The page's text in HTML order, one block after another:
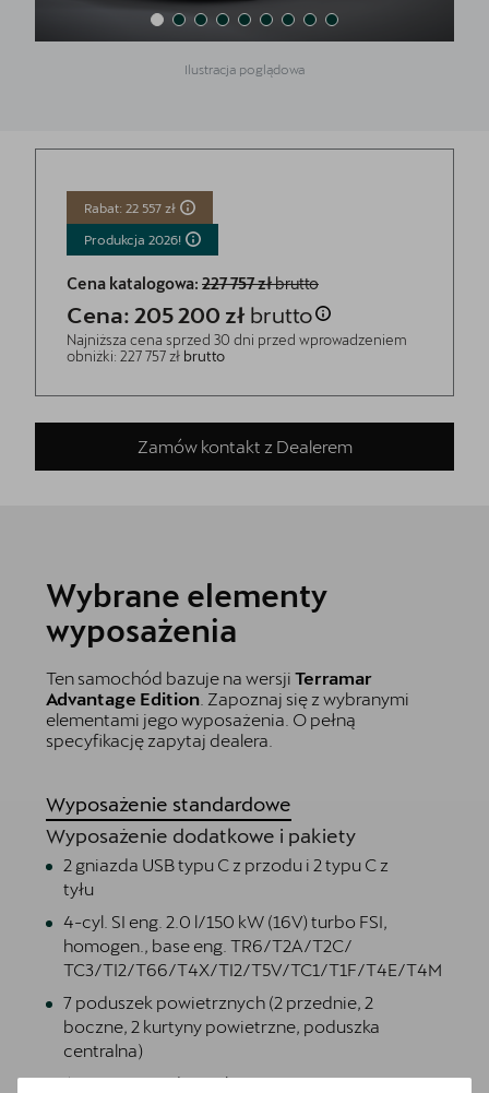
Ilustracja poglądowa
Rabat: 22 557 zł
Produkcja 2026!
Cena katalogowa: 227 757 złbrutto
Cena: 205 200 zł brutto
Najniższa cena sprzed 30 dni przed wprowadzeniem
obniżki: 227 757 zł brutto
Zamów kontakt z Dealerem
Wybrane elementy
wyposażenia
Ten samochód bazuje na wersji Terramar
Advantage Edition . Zapoznaj się z wybranymi
elementami jego wyposażenia. O pełną
specyfikację zapytaj dealera.
Wyposażenie standardowe
Wyposażenie dodatkowe i pakiety
2 gniazda USB typu C z przodu i 2 typu C z
tyłu
4-cyl. SI eng. 2.0 l/150 kW (16V) turbo FSI,
homogen., base eng. TR6/T2A/T2C/
TC3/TI2/T66/T4X/TI2/T5V/TC1/T1F/T4E/T4M
7 poduszek powietrznych (2 przednie, 2
boczne, 2 kurtyny powietrzne, poduszka
centralna)
Asystent wjazdu na skrzyżowanie Front